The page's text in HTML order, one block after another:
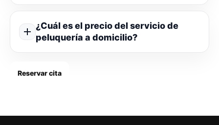
¿Cuál es el precio del servicio de
peluquería a domicilio?
Reservar cita